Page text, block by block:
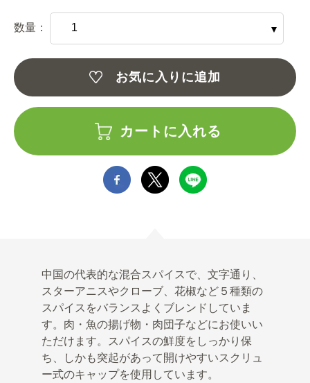
数量：
お気に入りに追加
カートに入れる
中国の代表的な混合スパイスで、文字通り、
スターアニスやクローブ、花椒など５種類の
スパイスをバランスよくブレンドしていま
す。肉・魚の揚げ物・肉団子などにお使いい
ただけます。スパイスの鮮度をしっかり保
ち、しかも突起があって開けやすいスクリュ
ー式のキャップを使用しています。